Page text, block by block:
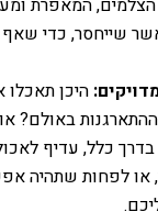
המאפרת
שייחסר, כדי
היכן
באולם?
כלל, עדיף
או לפחות שתהיה